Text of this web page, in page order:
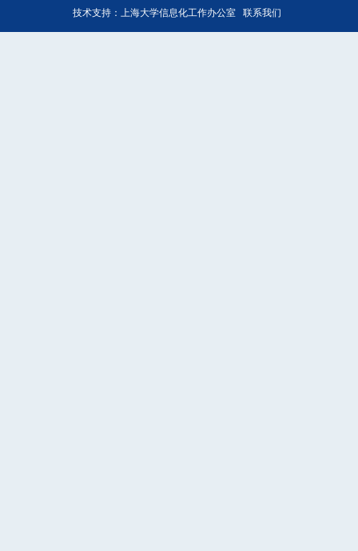
技术支持：
上海大学信息化工作办公室 联系我们